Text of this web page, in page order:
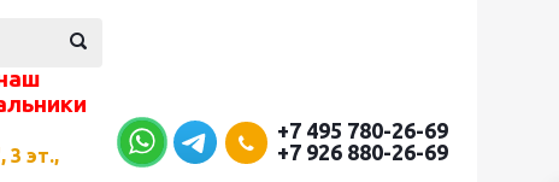
3 эт.,
+7 495 780-26-69
+7 926 880-26-69